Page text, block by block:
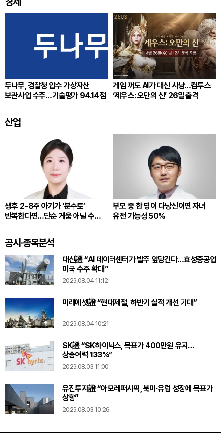
두나무, 경찰청 압수 가상자산
보관사업 수주…기술평가 94.14점
게임 꺼도 AI가 대신 사냥…컴투스
‘제우스: 오만의 신’ 26일 출격
산업
생후 2~8주 아기가 ‘분수토’
반복한다면…단순 게움 아닐 수
부모 중 한 명이 다낭신이면 자녀
유전 가능성 50%
공시·종목분석
대신證 “AI 데이터센터가 발주 앞당긴다…효성중공업
미국 수주 확대”
2026.08.04 11:12
미래에셋證 “현대제철, 하반기 실적 개선 기대”
2026.08.04 10:21
SK證 “SK하이닉스, 목표가 400만원 유지…
상승여력 133%”
2026.08.03 11:00
유진투자證 “아모레퍼시픽, 북미·유럽 성장에 목표가
상향”
2026.08.03 10:26